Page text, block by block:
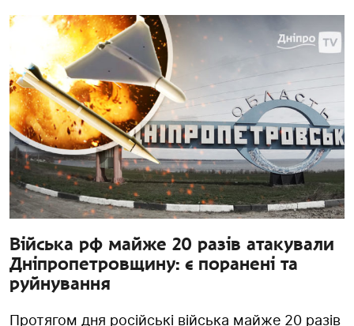
Війська рф майже 20 разів атакували
Дніпропетровщину: є поранені та
руйнування
Протягом дня російські війська майже 20 разів